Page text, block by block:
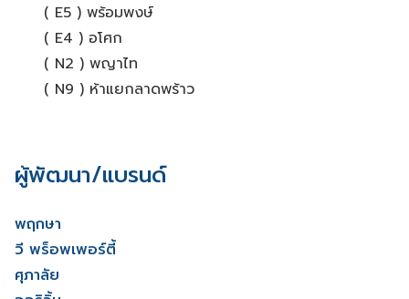
( E5 ) พร้อมพงษ์
( E4 ) อโศก
( N2 ) พญาไท
( N9 ) ห้าแยกลาดพร้าว
ผู้พัฒนา/แบรนด์
พฤกษา
วี พร็อพเพอร์ตี้
ศุภาลัย